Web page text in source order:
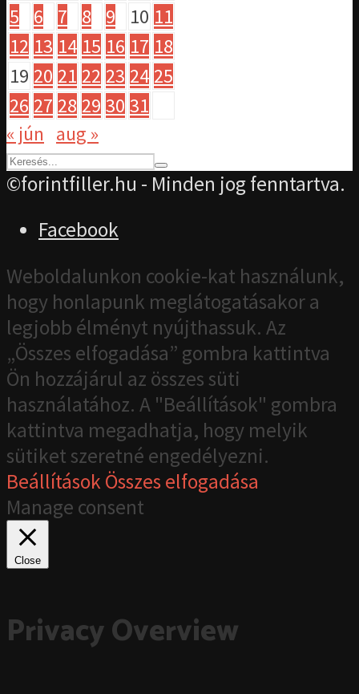
5
6 7 8 9 10 11
12 13 14 15 16 17 18
19 20 21 22 23 24 25
26 27 28 29 30 31
« jún aug »
©forintfiller.hu - Minden jog fenntartva.
Facebook
Weboldalunkon cookie-kat használunk,
hogy honlapunk meglátogatásakor a
legjobb élményt nyújthassuk. Az
„Összes elfogadása” gombra kattintva
Ön hozzájárul az összes süti
használatához. A "Beállítások" gombra
kattintva megadhatja, hogy melyik
sütiket szeretné engedélyezni.
BeállításokÖsszes elfogadása
Manage consent
Close
Privacy Overview